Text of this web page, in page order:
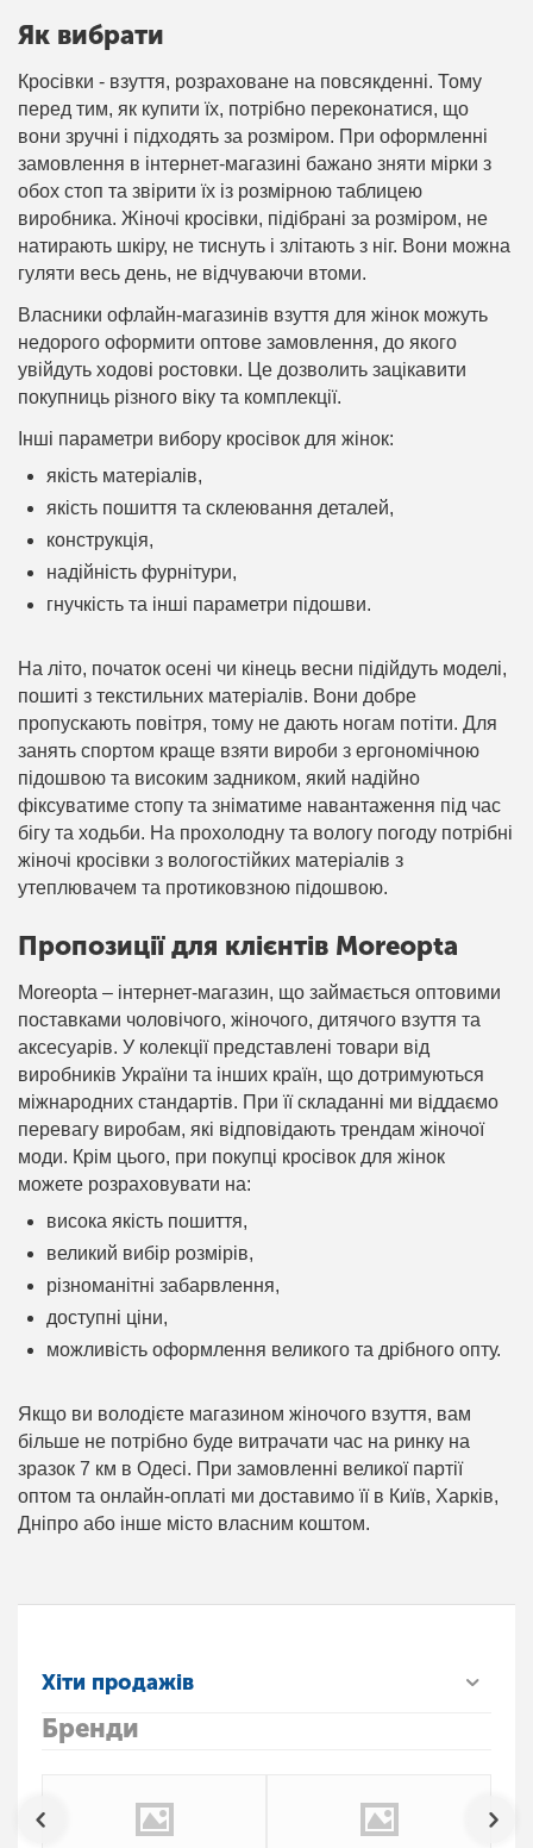
Як вибрати
Кросівки - взуття, розраховане на повсякденні. Тому
перед тим, як купити їх, потрібно переконатися, що
вони зручні і підходять за розміром. При оформленні
замовлення в інтернет-магазині бажано зняти мірки з
обох стоп та звірити їх із розмірною таблицею
виробника. Жіночі кросівки, підібрані за розміром, не
натирають шкіру, не тиснуть і злітають з ніг. Вони можна
гуляти весь день, не відчуваючи втоми.
Власники офлайн-магазинів взуття для жінок можуть
недорого оформити оптове замовлення, до якого
увійдуть ходові ростовки. Це дозволить зацікавити
покупниць різного віку та комплекції.
Інші параметри вибору кросівок для жінок:
якість матеріалів,
якість пошиття та склеювання деталей,
конструкція,
надійність фурнітури,
гнучкість та інші параметри підошви.
На літо, початок осені чи кінець весни підійдуть моделі,
пошиті з текстильних матеріалів. Вони добре
пропускають повітря, тому не дають ногам потіти. Для
занять спортом краще взяти вироби з ергономічною
підошвою та високим задником, який надійно
фіксуватиме стопу та зніматиме навантаження під час
бігу та ходьби. На прохолодну та вологу погоду потрібні
жіночі кросівки з вологостійких матеріалів з
утеплювачем та протиковзною підошвою.
Пропозиції для клієнтів Moreopta
Moreopta – інтернет-магазин, що займається оптовими
поставками чоловічого, жіночого, дитячого взуття та
аксесуарів. У колекції представлені товари від
виробників України та інших країн, що дотримуються
міжнародних стандартів. При її складанні ми віддаємо
перевагу виробам, які відповідають трендам жіночої
моди. Крім цього, при покупці кросівок для жінок
можете розраховувати на:
висока якість пошиття,
великий вибір розмірів,
різноманітні забарвлення,
доступні ціни,
можливість оформлення великого та дрібного опту.
Якщо ви володієте магазином жіночого взуття, вам
більше не потрібно буде витрачати час на ринку на
зразок 7 км в Одесі. При замовленні великої партії
оптом та онлайн-оплаті ми доставимо її в Київ, Харків,
Дніпро або інше місто власним коштом.
Хіти продажів
Бренди